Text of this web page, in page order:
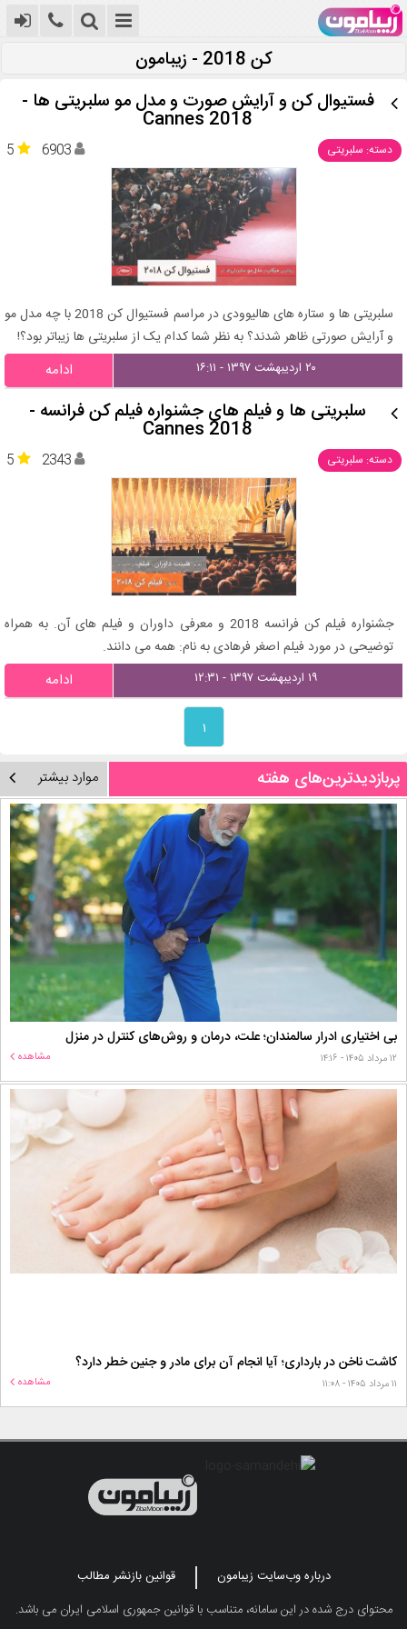
کن 2018 - زیبامون
فستیوال کن و آرایش صورت و مدل مو سلبریتی ها -
Cannes 2018
دسته: سلبریتی 5 6903
سلبریتی ها و ستاره های هالیوودی در مراسم فستیوال کن 2018 با چه مدل مو
و آرایش صورتی ظاهر شدند؟ به نظر شما کدام یک از سلبریتی ها زیباتر بود؟!
۲۰ اردیبهشت ۱۳۹۷ - ۱۶:۱۱ ادامه
سلبریتی ها و فیلم های جشنواره فیلم کن فرانسه -
Cannes 2018
دسته: سلبریتی 5 2343
جشنواره فیلم کن فرانسه 2018 و معرفی داوران و فیلم های آن. به همراه
توضیحی در مورد فیلم اصغر فرهادی به نام: همه می دانند.
۱۹ اردیبهشت ۱۳۹۷ - ۱۲:۳۱ ادامه
۱
پربازدیدترین‌های هفته موارد بیشتر
بی اختیاری ادرار سالمندان؛ علت، درمان و روش‌های کنترل در منزل
۱۲ مرداد ۱۴۰۵ - ۱۴:۱۶ مشاهده
کاشت ناخن در بارداری؛ آیا انجام آن برای مادر و جنین خطر دارد؟
۱۱ مرداد ۱۴۰۵ - ۱۱:۰۸ مشاهده
درباره وب‌سایت زیبامون
قوانین بازنشر مطالب
محتوای درج شده در این سامانه، متناسب با قوانین جمهوری اسلامی ایران می باشد.